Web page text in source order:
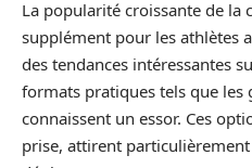
La popularité croissante de la
supplément pour les athlètes
des tendances intéressantes
formats pratiques tels que les
connaissent un essor. Ces
prise, attirent